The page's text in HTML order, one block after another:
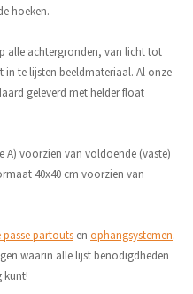
hoeken.
alle achtergronden, van licht tot
in te lijsten beeldmateriaal. Al onze
geleverd met helder float
A) voorzien van voldoende (vaste)
40x40 cm voorzien van
passe partouts en ophangsystemen.
waarin alle lijst benodigdheden
kunt!